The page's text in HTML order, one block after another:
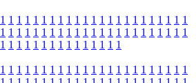
1 1 1 1 1 1 1 1 1 1 1 1 1 1 1 1 1 1 1 1 1 1 1
1 1 1 1 1 1 1 1 1 1 1 1 1 1 1 1 1 1 1 1 1 1 1
1 1 1 1 1 1 1 1 1 1 1 1 1 1 1
1 1 1 1 1 1 1 1 1 1 1 1 1 1 1 1 1 1 1 1 1 1 1